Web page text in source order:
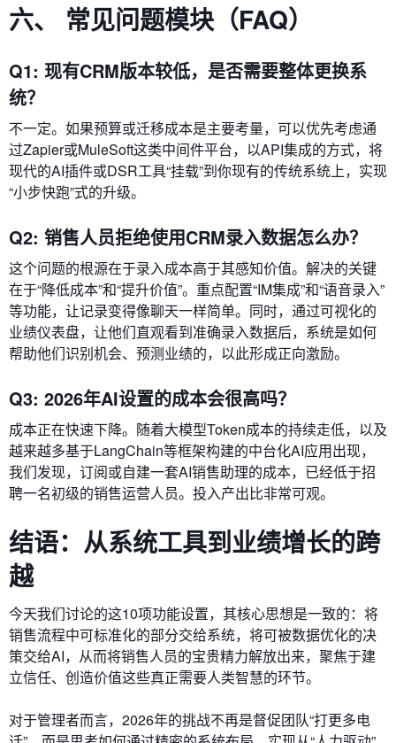
六、 常见问题模块（FAQ）
Q1: 现有CRM版本较低，是否需要整体更换系
统？
不一定。如果预算或迁移成本是主要考量，可以优先考虑通
过Zapier或MuleSoft这类中间件平台，以API集成的方式，将
现代的AI插件或DSR工具“挂载”到你现有的传统系统上，实现
“小步快跑”式的升级。
Q2: 销售人员拒绝使用CRM录入数据怎么办？
这个问题的根源在于录入成本高于其感知价值。解决的关键
在于“降低成本”和“提升价值”。重点配置“IM集成”和“语音录入”
等功能，让记录变得像聊天一样简单。同时，通过可视化的
业绩仪表盘，让他们直观看到准确录入数据后，系统是如何
帮助他们识别机会、预测业绩的，以此形成正向激励。
Q3: 2026年AI设置的成本会很高吗？
成本正在快速下降。随着大模型Token成本的持续走低，以及
越来越多基于LangChain等框架构建的中台化AI应用出现，
我们发现，订阅或自建一套AI销售助理的成本，已经低于招
聘一名初级的销售运营人员。投入产出比非常可观。
结语：从系统工具到业绩增长的跨
越
今天我们讨论的这10项功能设置，其核心思想是一致的：将
销售流程中可标准化的部分交给系统，将可被数据优化的决
策交给AI，从而将销售人员的宝贵精力解放出来，聚焦于建
立信任、创造价值这些真正需要人类智慧的环节。
对于管理者而言，2026年的挑战不再是督促团队“打更多电